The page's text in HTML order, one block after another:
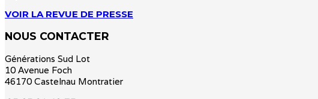
VOIR LA REVUE DE PRESSE
NOUS CONTACTER
Générations Sud Lot
10 Avenue Foch
46170 Castelnau Montratier